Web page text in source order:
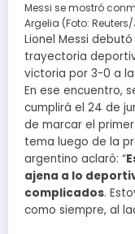
Messi se mostró
Argelia (Foto:
Lionel Messi
trayectoria
victoria por 3-0 a
En ese encuentro,
cumplirá el 24 de
de marcar el
tema luego de la
argentino aclaró: “
ajena a lo
complicados.
como siempre, al